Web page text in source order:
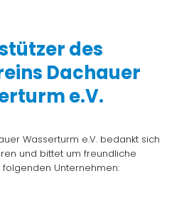
des
Dachauer
e.V.
Wasserturm e.V. bedankt sich
und bittet um freundliche
Unternehmen: